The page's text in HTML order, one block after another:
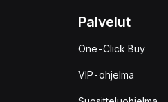
Palvelut
One-Click Buy
VIP-ohjelma